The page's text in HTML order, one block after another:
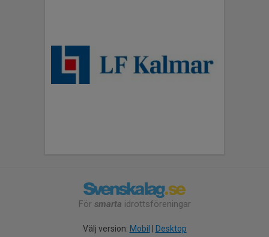
För smarta idrottsföreningar
Välj version: Mobil | Desktop